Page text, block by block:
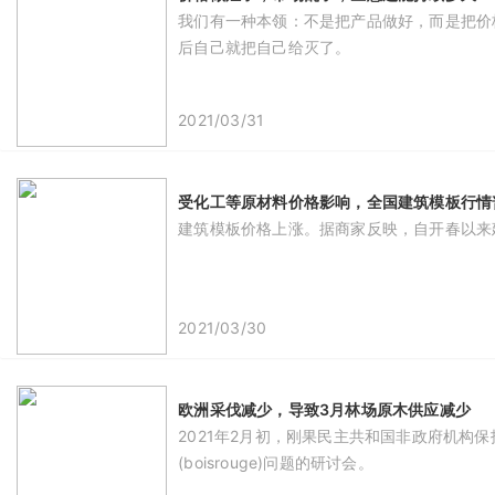
我们有一种本领：不是把产品做好，而是把
后自己就把自己给灭了。
2021/03/31
受化工等原材料价格影响，全国建筑模板行
建筑模板价格上涨。据商家反映，自开春以
2021/03/30
欧洲采伐减少，导致3月林场原木供应减少
2021年2月初，刚果民主共和国非政府机构
(boisrouge)问题的研讨会。